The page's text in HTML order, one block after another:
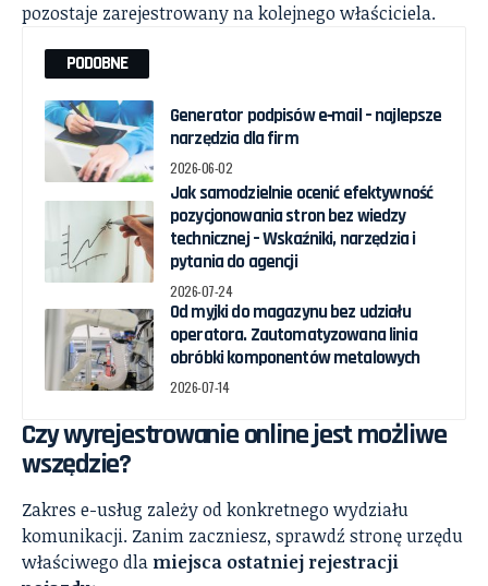
pozostaje zarejestrowany na kolejnego właściciela.
PODOBNE
Generator podpisów e‑mail – najlepsze
narzędzia dla firm
2026-06-02
Jak samodzielnie ocenić efektywność
pozycjonowania stron bez wiedzy
technicznej – Wskaźniki, narzędzia i
pytania do agencji
2026-07-24
Od myjki do magazynu bez udziału
operatora. Zautomatyzowana linia
obróbki komponentów metalowych
2026-07-14
Czy wyrejestrowanie online jest możliwe
wszędzie?
Zakres e-usług zależy od konkretnego wydziału
komunikacji. Zanim zaczniesz, sprawdź stronę urzędu
właściwego dla miejsca ostatniej rejestracji